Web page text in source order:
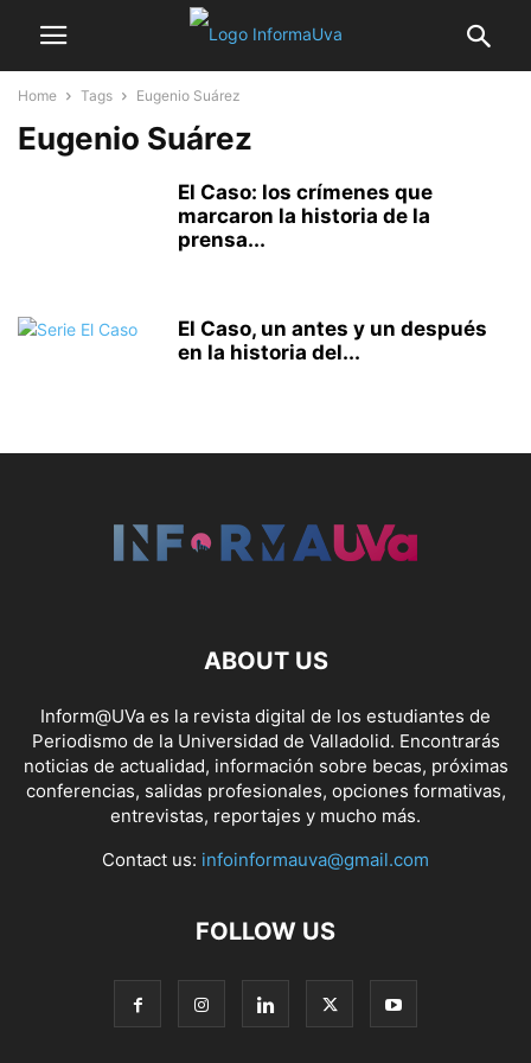
Home Tags Eugenio Suárez
Eugenio Suárez
El Caso: los crímenes que
marcaron la historia de la
prensa...
El Caso, un antes y un después
en la historia del...
ABOUT US
Inform@UVa es la revista digital de los estudiantes de
Periodismo de la Universidad de Valladolid. Encontrarás
noticias de actualidad, información sobre becas, próximas
conferencias, salidas profesionales, opciones formativas,
entrevistas, reportajes y mucho más.
Contact us: infoinformauva@gmail.com
FOLLOW US